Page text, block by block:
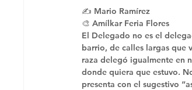
✍ Mario Ramírez
🎨 Amílkar Feria Flores
El Delegado no es el
barrio, de calles largas que
raza delegó igualmente en
donde quiera que estuvo.
presenta con el sugestivo